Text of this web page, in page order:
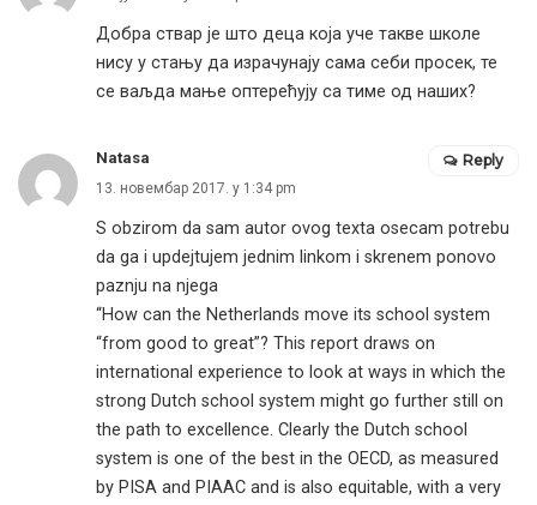
Добра ствар је што деца која уче такве школе
нису у стању да израчунају сама себи просек, те
се ваљда мање оптерећују са тиме од наших?
Natasa
13. новембар 2017. у 1:34 pm
S obzirom da sam autor ovog texta osecam potrebu
da ga i updejtujem jednim linkom i skrenem ponovo
paznju na njega
“How can the Netherlands move its school system
“from good to great”? This report draws on
international experience to look at ways in which the
strong Dutch school system might go further still on
the path to excellence. Clearly the Dutch school
system is one of the best in the OECD, as measured
by PISA and PIAAC and is also equitable, with a very
Reply